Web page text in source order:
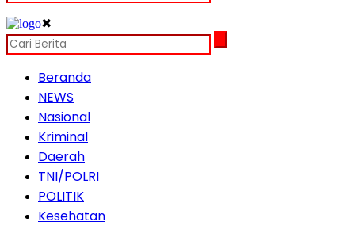
✖
Beranda
NEWS
Nasional
Kriminal
Daerah
TNI/POLRI
POLITIK
Kesehatan